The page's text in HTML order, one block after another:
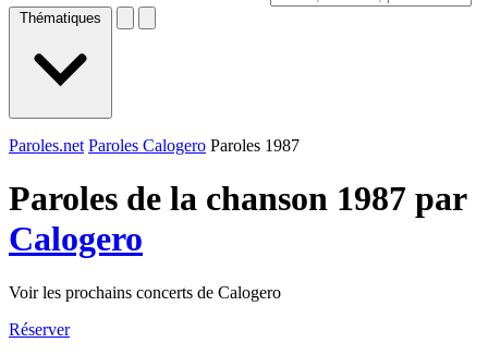
Thématiques
Paroles.net Paroles Calogero Paroles 1987
Paroles de la chanson 1987 par
Calogero
Voir les prochains concerts de Calogero
Réserver